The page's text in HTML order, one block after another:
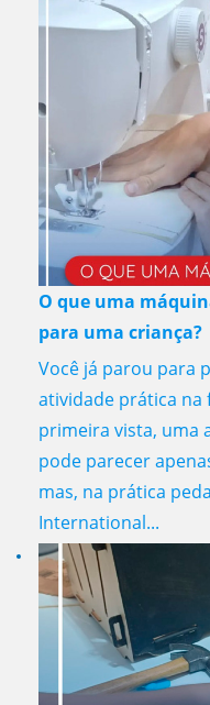
O que uma
para uma criança?
Você já parou para
atividade prática na
primeira vista, uma
pode parecer
mas, na prática
International...